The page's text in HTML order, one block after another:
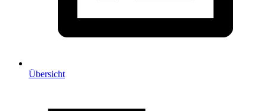
Übersicht